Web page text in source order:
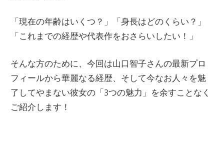
「現在の年齢はいくつ？」「身長はどのくらい？」
「これまでの経歴や代表作をおさらいしたい！」
そんな方のために、今回は山口智子さんの最新プロ
フィールから華麗なる経歴、そして今なお人々を魅
了してやまない彼女の「3つの魅力」を余すことなく
ご紹介します！